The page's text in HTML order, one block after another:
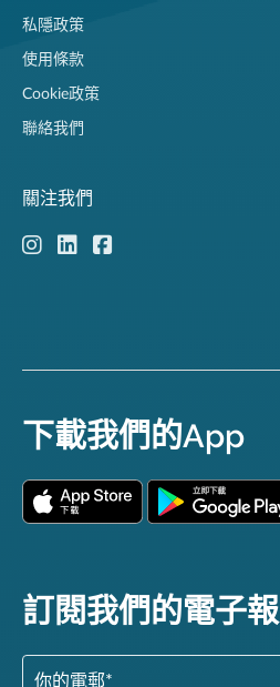
私隱政策
使用條款
Cookie政策
聯絡我們
關注我們
下載我們的App
訂閱我們的電子報